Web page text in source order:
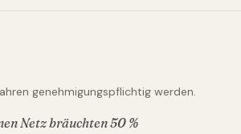
genehmigungspflichtig werden.
Netz bräuchten50 %